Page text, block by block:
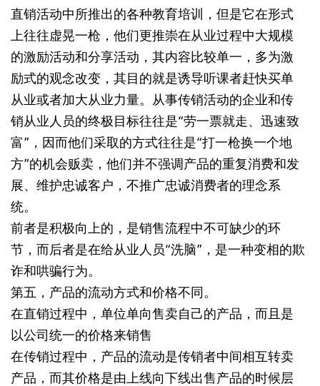
直销活动中所推出的各种教育培训，但是它在形式
上往往虚晃一枪，他们更推崇在从业过程中大规模
的激励活动和分享活动，其内容比较单一，多为激
励式的观念改变，其目的就是诱导听课者赶快买单
从业或者加大从业力量。从事传销活动的企业和传
销从业人员的终极目标往往是“劳一票就走、迅速致
富”，因而他们采取的方式往往是“打一枪换一个地
方”的机会贩卖，他们并不强调产品的重复消费和发
展、维护忠诚客户，不推广忠诚消费者的理念系
统。
前者是积极向上的，是销售流程中不可缺少的环
节，而后者是在给从业人员“洗脑”，是一种变相的欺
诈和哄骗行为。
第五，产品的流动方式和价格不同。
在直销过程中，单位单向售卖自己的产品，而且是
以公司统一的价格来销售
在传销过程中，产品的流动是传销者中间相互转卖
产品，而其价格是由上线向下线出售产品的时候层